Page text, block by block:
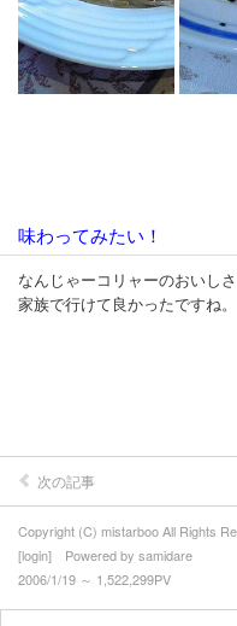
味わってみたい！
なんじゃーコリャーのおいし
家族で行けて良かったですね。
次の記事
Copyright (C) mistarboo All Rights
[login] Powered by samidare
2006/1/19 ～ 1,522,299PV